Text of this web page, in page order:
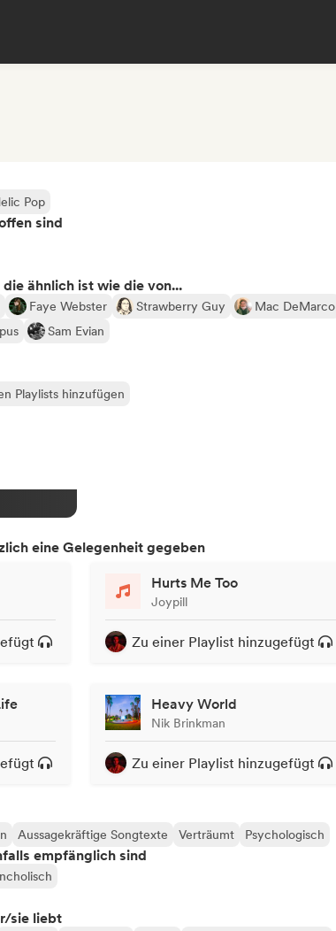
Pop
sind
ähnlich ist wie die von...
Faye Webster Strawberry Guy
Mac DeMarco
Sam Evian
Playlists hinzufügen
eine Gelegenheit gegeben
Hurts Me Too
Joypill
Zu einer Playlist hinzugefügt
Heavy World
Nik Brinkman
Zu einer Playlist hinzugefügt
Aussagekräftige Songtexte Verträumt Psychologisch
empfänglich sind
sie liebt